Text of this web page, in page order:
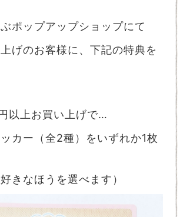
ポップアップショップにて
げのお客様に、下記の特典を
以上お買い上げで…
カー（全2種）をいずれか1枚
きなほうを選べます）